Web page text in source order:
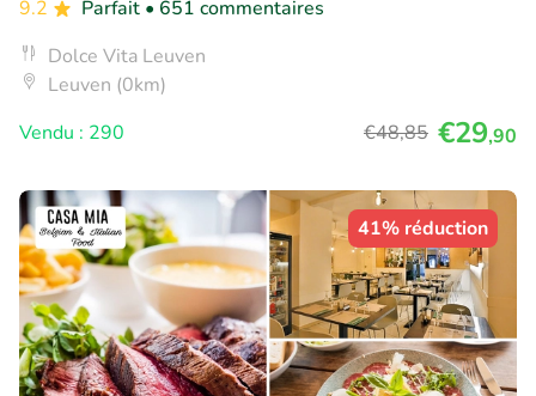
9.2
Parfait • 651 commentaires
Dolce Vita Leuven
Leuven (0km)
Vendu : 290
€48,85 €29,90
41% réduction